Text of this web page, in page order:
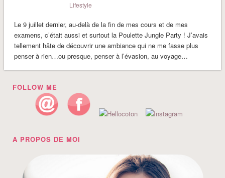
Lifestyle
Le 9 juillet dernier, au-delà de la fin de mes cours et de mes
examens, c’était aussi et surtout la Poulette Jungle Party ! J’avais
tellement hâte de découvrir une ambiance qui ne me fasse plus
penser à rien…ou presque, penser à l’évasion, au voyage…
FOLLOW ME
A PROPOS DE MOI